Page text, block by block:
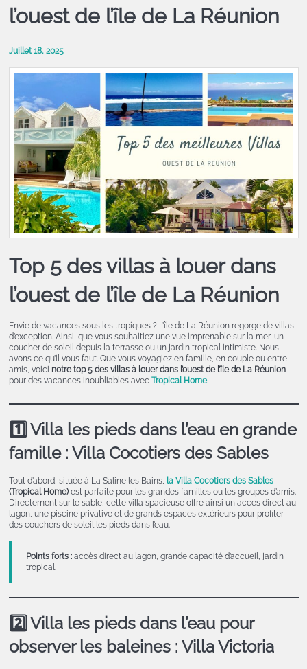
l’ouest de l’île de La Réunion
Juillet 18, 2025
Top 5 des villas à louer dans
l’ouest de l’île de La Réunion
Envie de vacances sous les tropiques ? L’île de La Réunion regorge de villas
d’exception. Ainsi, que vous souhaitiez une vue imprenable sur la mer, un
coucher de soleil depuis la terrasse ou un jardin tropical intimiste. Nous
avons ce qu’il vous faut. Que vous voyagiez en famille, en couple ou entre
amis, voici notre top 5 des villas à louer dans l’ouest de l’île de La Réunion
pour des vacances inoubliables avec Tropical Home.
1️⃣ Villa les pieds dans l’eau en grande
famille : Villa Cocotiers des Sables
Tout d’abord, située à La Saline les Bains, la Villa Cocotiers des Sables
(Tropical Home)est parfaite pour les grandes familles ou les groupes d’amis.
Directement sur le sable, cette villa spacieuse offre ainsi un accès direct au
lagon, une piscine privative et de grands espaces extérieurs pour profiter
des couchers de soleil les pieds dans l’eau.
Points forts :accès direct au lagon, grande capacité d’accueil, jardin
tropical.
2️⃣ Villa les pieds dans l’eau pour
observer les baleines : Villa Victoria